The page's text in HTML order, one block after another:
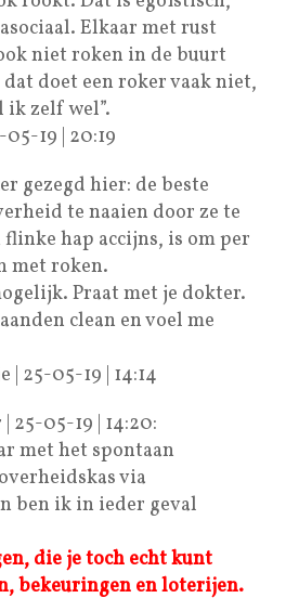
Elkaar met rust
niet roken in de buurt
doet een roker vaak niet,
ik zelf wel”.
19 | 20:19
gezegd hier: de beste
te naaien door ze te
hap accijns, is om per
met roken.
Praat met je dokter.
clean en voel me
| 25-05-19 | 14:14
25-05-19 | 14:20:
met het spontaan
via
ben ik in ieder geval
die je toch echt kunt
bekeuringen en loterijen.